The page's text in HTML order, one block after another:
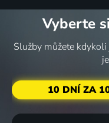
Perinbaba
a dva
2023 | Slovensko, Česká republika | Pohádka
počasí
Zprávy
84 dílů 6 dílů
Vyberte
Služby můžete
10 DNÍ ZA